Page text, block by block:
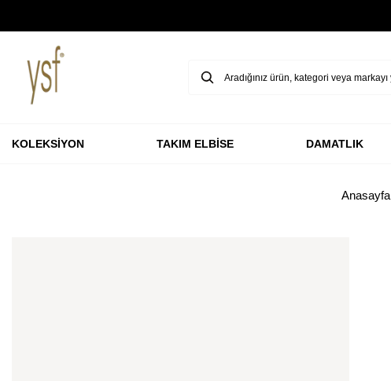
KOLEKSİYON TAKIM ELBİSE DAMATLIK
Anasayfa